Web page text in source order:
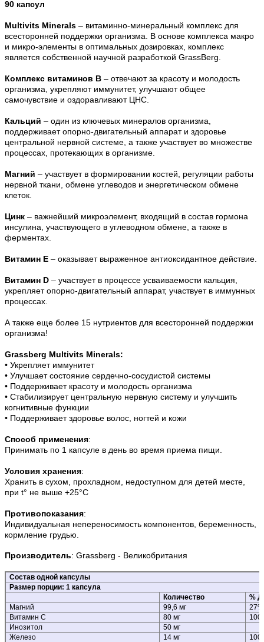
90 капсул
Multivits Minerals – витаминно-минеральный комплекс для
всесторонней поддержки организма. В основе комплекса макро
и микро-элементы в оптимальных дозировках, комплекс
является собственной научной разработкой GrassBerg.
Комплекс витаминов B – отвечают за красоту и молодость
организма, укрепляют иммунитет, улучшают общее
самочувствие и оздоравливают ЦНС.
Кальций – один из ключевых минералов организма,
поддерживает опорно-двигательный аппарат и здоровье
центральной нервной системе, а также участвует во множестве
процессах, протекающих в организме.
Магний – участвует в формировании костей, регуляции работы
нервной ткани, обмене углеводов и энергетическом обмене
клеток.
Цинк – важнейший микроэлемент, входящий в состав гормона
инсулина, участвующего в углеводном обмене, а также в
ферментах.
Витамин Е – оказывает выраженное антиоксидантное действие.
Витамин D – участвует в процессе усваиваемости кальция,
укрепляет опорно-двигательный аппарат, участвует в иммунных
процессах.
А также еще более 15 нутриентов для всесторонней поддержки
организма!
Grassberg Multivits Minerals:
• Укрепляет иммунитет
• Улучшает состояние сердечно-сосудистой системы
• Поддерживает красоту и молодость организма
• Стабилизирует центральную нервную систему и улучшить
когнитивные функции
• Поддерживает здоровье волос, ногтей и кожи
Способ применения:
Принимать по 1 капсуле в день во время приема пищи
Условия хранения:
Хранить в сухом, прохладном, недоступном для детей месте,
при t° не выше +25°С
Противопоказания:
Индивидуальная непереносимость компонентов, беременность,
кормление грудью.
Производитель: Grassberg - Великобритания
Состав одной капсулы
Размер порции: 1 капсула
Количество
%
Магний
99,6 мг
27%
Витамин С
80 мг
Инозитол
50 мг
Железо
14 мг